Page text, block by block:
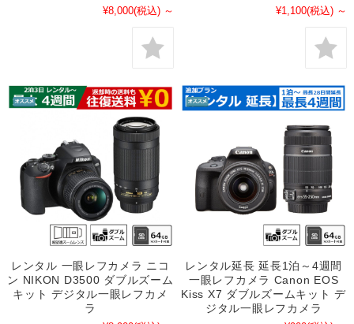
¥8,000(税込) ～ ¥1,100(税込) ～
レンタル 一眼レフカメラ ニコ
ン NIKON D3500 ダブルズーム
キット デジタル一眼レフカメ
ラ
レンタル延長 延長1泊～4週間
一眼レフカメラ Canon EOS
Kiss X7 ダブルズームキット デ
ジタル一眼レフカメラ